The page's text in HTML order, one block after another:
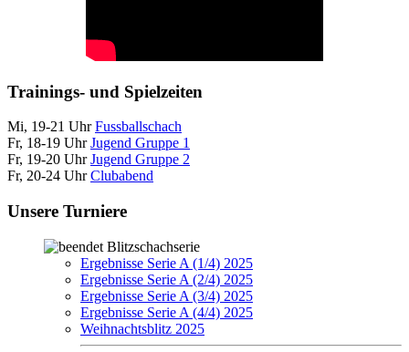
Trainings- und Spielzeiten
Mi, 19-21 UhrFussballschach
Fr, 18-19 UhrJugend Gruppe 1
Fr, 19-20 UhrJugend Gruppe 2
Fr, 20-24 UhrClubabend
Unsere Turniere
Blitzschachserie
Ergebnisse Serie A (1/4) 2025
Ergebnisse Serie A (2/4) 2025
Ergebnisse Serie A (3/4) 2025
Ergebnisse Serie A (4/4) 2025
Weihnachtsblitz 2025